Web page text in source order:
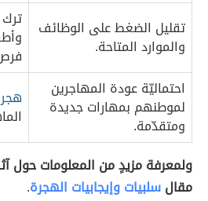
تقليل الضغط على الوظائف
والموارد المتاحة.
احتماليّة عودة المهاجرين
لموطنهم بمهارات جديدة
ومتقدّمة.
ولمعرفة مزيدٍ من المعلومات حول
مقالسلبيات وإيجابيات الهجرة.